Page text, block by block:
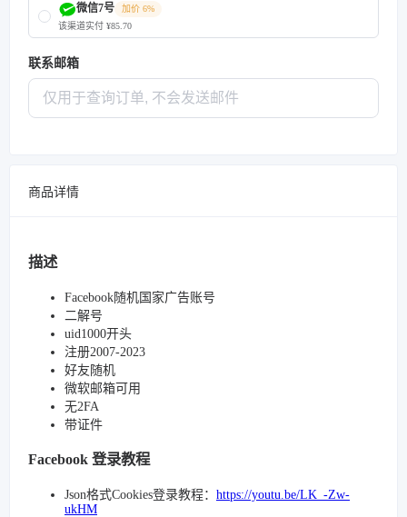
微信7号
加价 6%
该渠道实付 ¥85.70
联系邮箱
商品详情
描述
Facebook随机国家广告账号
二解号
uid1000开头
注册2007-2023
好友随机
微软邮箱可用
无2FA
带证件
Facebook 登录教程
Json格式Cookies登录教程： https://youtu.be/LK_-Zw-
ukHM